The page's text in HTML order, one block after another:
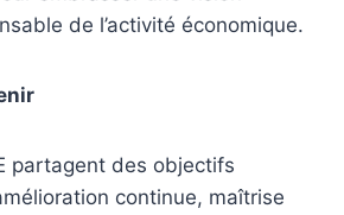
de l’activité économique.
partagent des objectifs
continue, maîtrise